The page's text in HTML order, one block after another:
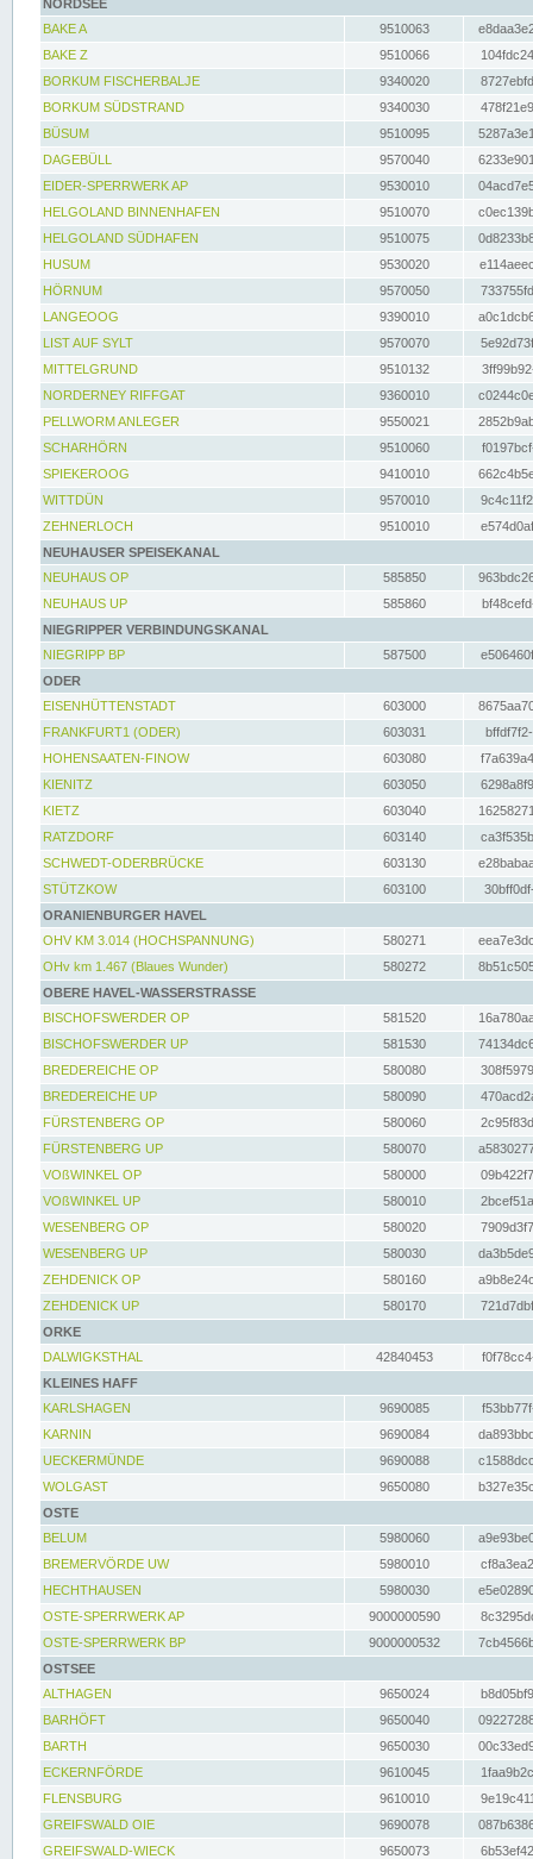
NORDSEE
BAKE A
9510063
BAKE Z
9510066
BORKUM FISCHERBALJE
9340020
BORKUM SÜDSTRAND
9340030
BÜSUM
9510095
DAGEBÜLL
9570040
EIDER-SPERRWERK AP
9530010
HELGOLAND BINNENHAFEN
9510070
HELGOLAND SÜDHAFEN
9510075
HUSUM
9530020
HÖRNUM
9570050
LANGEOOG
9390010
LIST AUF SYLT
9570070
MITTELGRUND
9510132
NORDERNEY RIFFGAT
9360010
PELLWORM ANLEGER
9550021
SCHARHÖRN
9510060
SPIEKEROOG
9410010
WITTDÜN
9570010
ZEHNERLOCH
9510010
NEUHAUSER SPEISEKANAL
NEUHAUS OP
585850
NEUHAUS UP
585860
NIEGRIPPER VERBINDUNGSKANAL
NIEGRIPP BP
587500
ODER
EISENHÜTTENSTADT
603000
FRANKFURT1 (ODER)
603031
HOHENSAATEN-FINOW
603080
KIENITZ
603050
KIETZ
603040
RATZDORF
603140
SCHWEDT-ODERBRÜCKE
603130
STÜTZKOW
603100
ORANIENBURGER HAVEL
OHV KM 3.014 (HOCHSPANNUNG)
580271
OHv km 1.467 (Blaues Wunder)
580272
OBERE HAVEL-WASSERSTRASSE
BISCHOFSWERDER OP
581520
BISCHOFSWERDER UP
581530
BREDEREICHE OP
580080
BREDEREICHE UP
580090
FÜRSTENBERG OP
580060
FÜRSTENBERG UP
580070
VOßWINKEL OP
580000
VOßWINKEL UP
580010
WESENBERG OP
580020
WESENBERG UP
580030
ZEHDENICK OP
580160
ZEHDENICK UP
580170
ORKE
DALWIGKSTHAL
42840453
KLEINES HAFF
KARLSHAGEN
9690085
KARNIN
9690084
UECKERMÜNDE
9690088
WOLGAST
9650080
OSTE
BELUM
5980060
BREMERVÖRDE UW
5980010
HECHTHAUSEN
5980030
OSTE-SPERRWERK AP
9000000590
OSTE-SPERRWERK BP
9000000532
OSTSEE
ALTHAGEN
9650024
BARHÖFT
9650040
BARTH
9650030
ECKERNFÖRDE
9610045
FLENSBURG
9610010
GREIFSWALD OIE
9690078
GREIFSWALD-WIECK
9650073